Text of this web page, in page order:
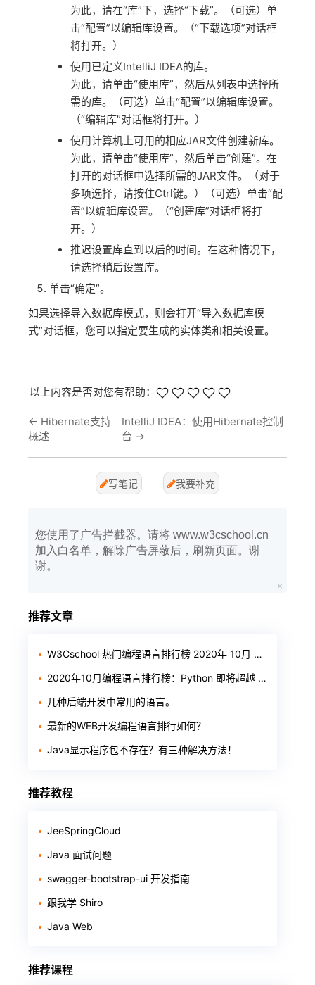
为此，请在“库”下，选择“下载”。（可选）单
击“配置”以编辑库设置。（“下载选项”对话框
将打开。）
使用已定义IntelliJ IDEA的库。
为此，请单击“使用库”，然后从列表中选择所
需的库。（可选）单击“配置”以编辑库设置。
（“编辑库”对话框将打开。）
使用计算机上可用的相应JAR文件创建新库。
为此，请单击“使用库”，然后单击“创建”。在
打开的对话框中选择所需的JAR文件。（对于
多项选择，请按住Ctrl键。）（可选）单击“配
置”以编辑库设置。（“创建库”对话框将打
开。）
推迟设置库直到以后的时间。在这种情况下，
请选择稍后设置库。
单击“确定”。
如果选择导入数据库模式，则会打开“导入数据库模
式”对话框，您可以指定要生成的实体类和相关设置。
以上内容是否对您有帮助：
← Hibernate支持
概述
IntelliJ IDEA：使用Hibernate控制
台 →
写笔记 我要补充
您使用了广告拦截器。请将 www.w3cschool.cn
加入白名单，解除广告屏蔽后，刷新页面。谢
谢。
推荐文章
W3Cschool 热门编程语言排行榜 2020年 10月 TOP10
2020年10月编程语言排行榜：Python 即将超越 Java
几种后端开发中常用的语言。
最新的WEB开发编程语言排行如何？
Java显示程序包不存在？有三种解决方法！
推荐教程
JeeSpringCloud
Java 面试问题
swagger-bootstrap-ui 开发指南
跟我学 Shiro
Java Web
推荐课程